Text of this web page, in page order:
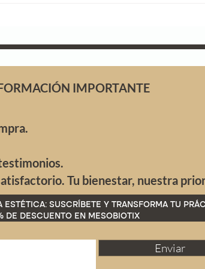
IMPORTANTE
Tu bienestar, nuestra
SUSCRÍBETE Y TRANSFORMA TU
DE DESCUENTO EN MESOBIOTIX
Enviar